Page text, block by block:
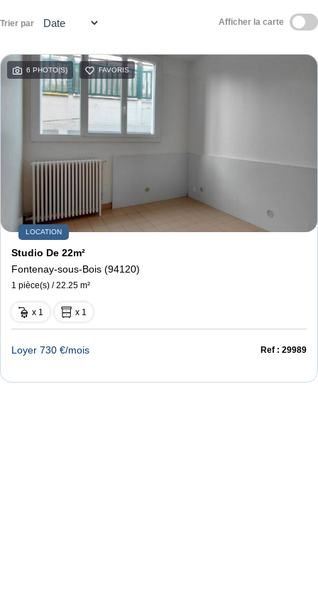
Contact
Espace personnel
Trier par Afficher la carte
6 PHOTO(S) FAVORIS
LOCATION
Studio De 22m²
Fontenay-sous-Bois (94120)
1 pièce(s) / 22.25 m²
x 1 x 1
Loyer 730 €/mois Ref : 29989